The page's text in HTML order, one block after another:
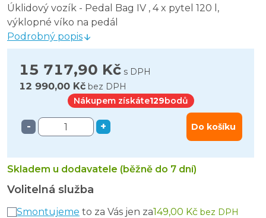
Úklidový vozík - Pedal Bag IV , 4 x pytel 120 l,
výklopné víko na pedál
Podrobný popis
15 717,90 Kč s DPH
12 990,00 Kč bez DPH
Nákupem získáte129bodů
- + Do košíku
Skladem u dodavatele (běžně do 7 dní)
Volitelná služba
Smontujeme to za Vás jen za149,00 Kč bez DPH